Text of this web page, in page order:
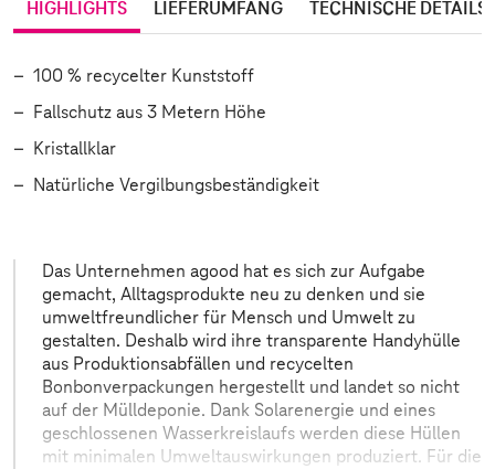
HIGHLIGHTS LIEFERUMFANG TECHNISCHE DETAILS
100 % recycelter Kunststoff
Fallschutz aus 3 Metern Höhe
Kristallklar
Natürliche Vergilbungsbeständigkeit
Das Unternehmen agood hat es sich zur Aufgabe
gemacht, Alltagsprodukte neu zu denken und sie
umweltfreundlicher für Mensch und Umwelt zu
gestalten. Deshalb wird ihre transparente Handyhülle
aus Produktionsabfällen und recycelten
Bonbonverpackungen hergestellt und landet so nicht
auf der Mülldeponie. Dank Solarenergie und eines
geschlossenen Wasserkreislaufs werden diese Hüllen
mit minimalen Umweltauswirkungen produziert. Für die